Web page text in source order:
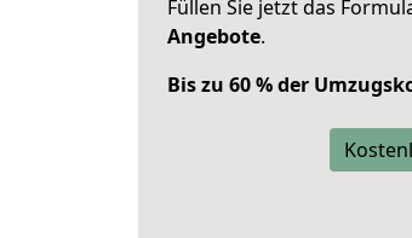
Füllen Sie jetzt das
Angebote.
Bis zu 60 % der